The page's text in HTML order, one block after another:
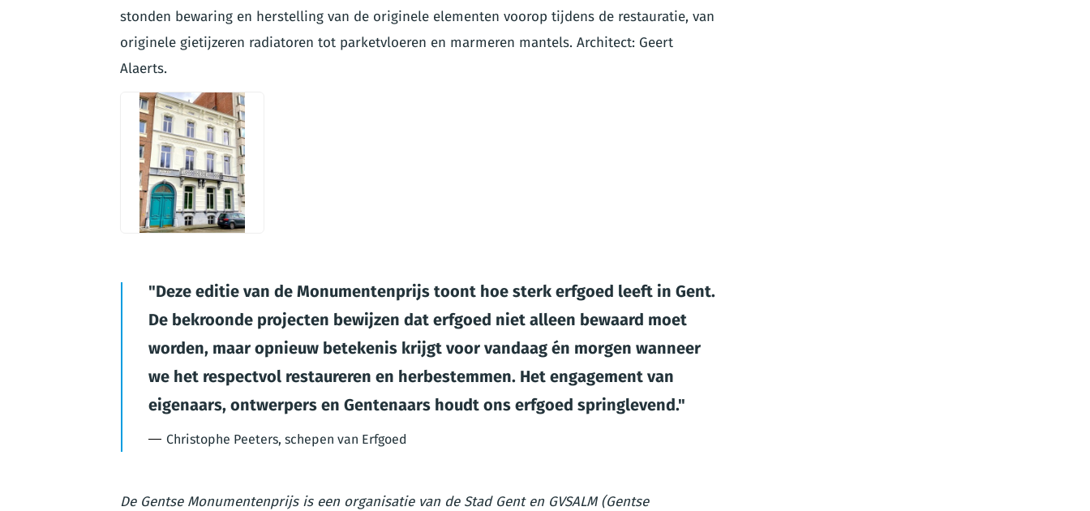
stonden bewaring en herstelling van de originele elementen voorop tijdens de restauratie, van
originele gietijzeren radiatoren tot parketvloeren en marmeren mantels. Architect: Geert
Alaerts.
JPG
Deze editie van de Monumentenprijs toont hoe sterk erfgoed leeft in Gent.
De bekroonde projecten bewijzen dat erfgoed niet alleen bewaard moet
worden, maar opnieuw betekenis krijgt voor vandaag én morgen wanneer
we het respectvol restaureren en herbestemmen. Het engagement van
eigenaars, ontwerpers en Gentenaars houdt ons erfgoed springlevend.
Christophe Peeters, schepen van Erfgoed
De Gentse Monumentenprijs is een organisatie van de Stad Gent en GVSALM (Gentse